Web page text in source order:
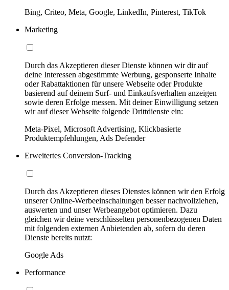
Bing, Criteo, Meta, Google, LinkedIn, Pinterest, TikTok
Marketing
Durch das Akzeptieren dieser Dienste können wir dir auf
deine Interessen abgestimmte Werbung, gesponserte Inhalte
oder Rabattaktionen für unsere Webseite oder Produkte
basierend auf deinem Surf- und Einkaufsverhalten anzeigen
sowie deren Erfolge messen. Mit deiner Einwilligung setzen
wir auf dieser Webseite folgende Drittdienste ein:
Meta-Pixel, Microsoft Advertising, Klickbasierte
Produktempfehlungen, Ads Defender
Erweitertes Conversion-Tracking
Durch das Akzeptieren dieses Dienstes können wir den Erfolg
unserer Online-Werbeeinschaltungen besser nachvollziehen,
auswerten und unser Werbeangebot optimieren. Dazu
gleichen wir deine verschlüsselten personenbezogenen Daten
mit folgenden externen Anbietenden ab, sofern du deren
Dienste bereits nutzt:
Google Ads
Performance